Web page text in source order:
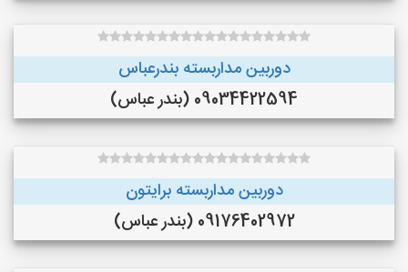
دوربین مداربسته بندرعباس
09034422594 (بندر عباس)
دوربین مداربسته برایتون
09176402972 (بندر عباس)